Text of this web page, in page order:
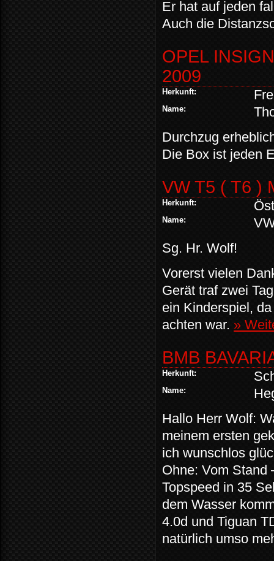
Er hat auf jeden
Auch die
OPEL
2009
Herkunft:
Name:
Durchzug
Die Box ist jeden
VW T5 ( T6 )
Herkunft:
Name:
Sg. Hr. Wolf!
Vorerst vielen
Gerät traf zwei
ein Kinderspiel,
achten war. »
BMB
Herkunft:
Name:
Hallo Herr Wolf:
meinem ersten
ich wunschlos
Ohne: Vom Stand
Topspeed in 35
dem Wasser
4.0d und Tiguan
natürlich umso